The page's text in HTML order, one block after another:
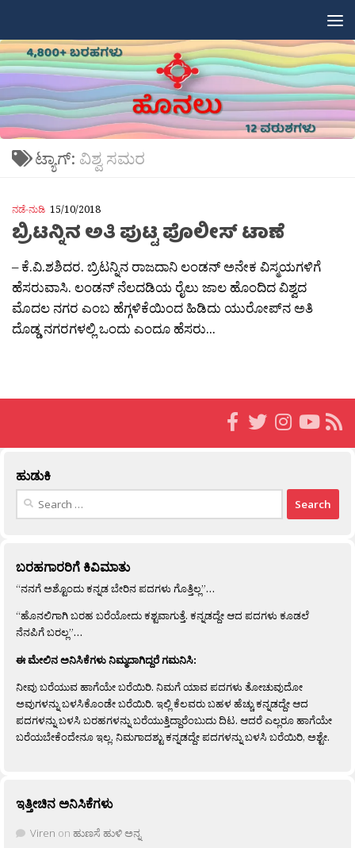
ಟ್ಯಾಗ್: ವಿಶ್ವ ಸಮರ
ನಡೆ-ನುಡಿ 15/10/2018
ಬ್ರಿಟನ್ನಿನ ಅತಿ ಪುಟ್ಟ ಪೊಲೀಸ್ ಟಾಣೆ
– ಕೆ.ವಿ.ಶಶಿದರ. ಬ್ರಿಟನ್ನಿನ ರಾಜದಾನಿ ಲಂಡನ್ ಅನೇಕ ವಿಸ್ಮಯಗಳಿಗೆ
ಹೆಸರುವಾಸಿ. ಲಂಡನ್ ನೆಲದಡಿಯ ರೈಲು ಜಾಲ ಹೊಂದಿದ ವಿಶ್ವದ
ಮೊದಲ ನಗರ ಎಂಬ ಹೆಗ್ಗಳಿಕೆಯಿಂದ ಹಿಡಿದು ಯುರೋಪ್‍ನ ಅತಿ
ದೊಡ್ಡ ನಗರಗಳಲ್ಲಿ ಒಂದು ಎಂದೂ ಹೆಸರು...
ಹುಡುಕಿ
Search
ಬರಹಗಾರರಿಗೆ ಕಿವಿಮಾತು
“ನನಗೆ ಅಶ್ಟೊಂದು ಕನ್ನಡ ಬೇರಿನ ಪದಗಳು ಗೊತ್ತಿಲ್ಲ”…
“ಹೊನಲಿಗಾಗಿ ಬರಹ ಬರೆಯೋದು ಕಶ್ಟವಾಗುತ್ತೆ. ಕನ್ನಡದ್ದೇ ಆದ ಪದಗಳು ಕೂಡಲೆ
ನೆನಪಿಗೆ ಬರಲ್ಲ”…
ಈ ಮೇಲಿನ ಅನಿಸಿಕೆಗಳು ನಿಮ್ಮದಾಗಿದ್ದರೆ ಗಮನಿಸಿ:
ನೀವು ಬರೆಯುವ ಹಾಗೆಯೇ ಬರೆಯಿರಿ. ನಿಮಗೆ ಯಾವ ಪದಗಳು ತೋಚುವುದೋ
ಅವುಗಳನ್ನು ಬಳಸಿಕೊಂಡೇ ಬರೆಯಿರಿ. ಇಲ್ಲಿ ಕೆಲವರು ಬಹಳ ಹೆಚ್ಚು ಕನ್ನಡದ್ದೇ ಆದ
ಪದಗಳನ್ನು ಬಳಸಿ ಬರಹಗಳನ್ನು ಬರೆಯುತ್ತಿದ್ದಾರೆಂಬುದು ದಿಟ. ಆದರೆ ಎಲ್ಲರೂ ಹಾಗೆಯೇ
ಬರೆಯಬೇಕೆಂದೇನೂ ಇಲ್ಲ. ನಿಮಗಾದಶ್ಟು ಕನ್ನಡದ್ದೇ ಪದಗಳನ್ನು ಬಳಸಿ ಬರೆಯಿರಿ, ಅಶ್ಟೇ.
ಇತ್ತೀಚಿನ ಅನಿಸಿಕೆಗಳು
Viren on ಹುಣಸೆ ಹುಳಿ ಅನ್ನ